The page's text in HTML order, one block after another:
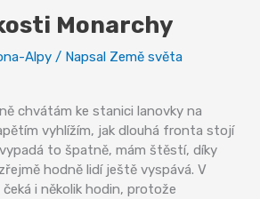
Monarchy
Alpy / Napsal Země světa
chvátám ke stanici lanovky na
vyhlížím, jak dlouhá fronta stojí
to špatně, mám štěstí, díky
hodně lidí ještě vyspává. V
i několik hodin, protože